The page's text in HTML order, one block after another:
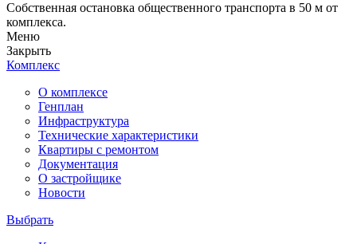
Собственная остановка общественного транспорта в 50 м от
комплекса.
Меню
Закрыть
Комплекс
О комплексе
Генплан
Инфраструктура
Технические характеристики
Квартиры с ремонтом
Документация
О застройщике
Новости
Выбрать